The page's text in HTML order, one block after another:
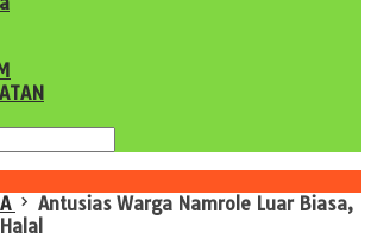
Antusias Warga Namrole Luar Biasa,